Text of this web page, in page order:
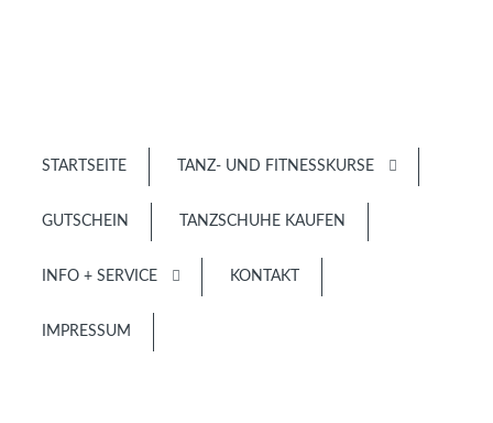
STARTSEITE TANZ- UND FITNESSKURSE
GUTSCHEIN TANZSCHUHE KAUFEN
INFO + SERVICE KONTAKT
IMPRESSUM